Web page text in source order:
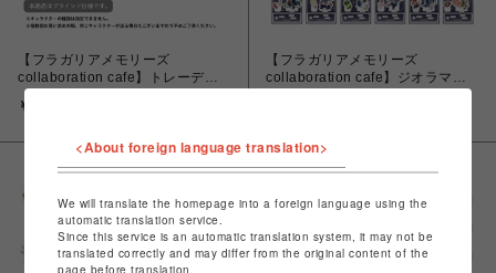
【フラガリアメモリーズ
collaboration cafe】トレーディ
ング アクリルキーホルダー＜
NOIRブーケ＞
￥660
【フラガリアメモリーズ
collaboration cafe】ジオラマア
<About foreign language translation>
We will translate the homepage into a foreign language using the
automatic translation service.
Since this service is an automatic translation system, it may not be
translated correctly and may differ from the original content of the
page before translation.